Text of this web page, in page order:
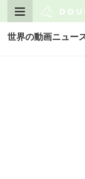
世界の動画ニュー